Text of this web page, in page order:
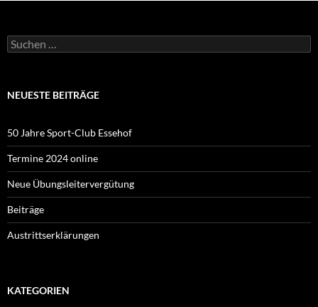
Suchen
nach:
NEUESTE BEITRÄGE
50 Jahre Sport-Club Essehof
Termine 2024 online
Neue Übungsleitervergütung
Beiträge
Austrittserklärungen
KATEGORIEN